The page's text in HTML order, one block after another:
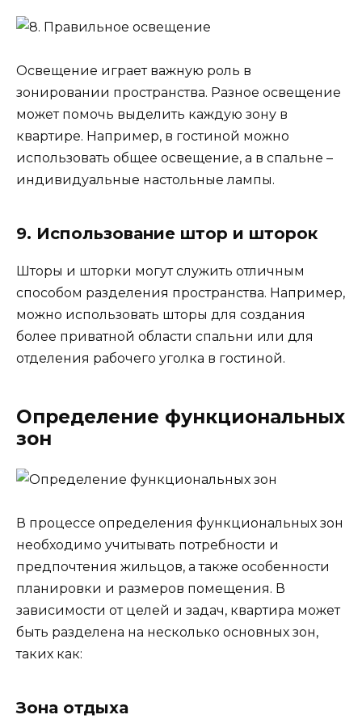
Освещение играет важную роль в
зонировании пространства. Разное освещение
может помочь выделить каждую зону в
квартире. Например, в гостиной можно
использовать общее освещение, а в спальне –
индивидуальные настольные лампы.
9. Использование штор и шторок
Шторы и шторки могут служить отличным
способом разделения пространства. Например,
можно использовать шторы для создания
более приватной области спальни или для
отделения рабочего уголка в гостиной.
Определение функциональных
зон
В процессе определения функциональных зон
необходимо учитывать потребности и
предпочтения жильцов, а также особенности
планировки и размеров помещения. В
зависимости от целей и задач, квартира может
быть разделена на несколько основных зон,
таких как:
Зона отдыха